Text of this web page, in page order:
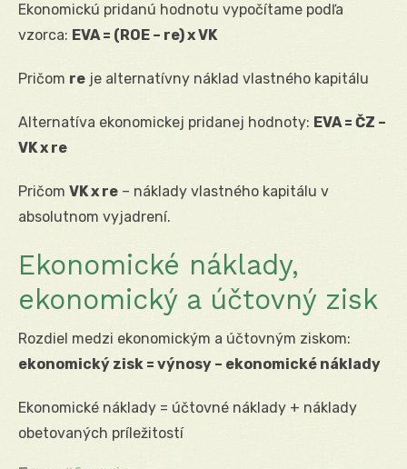
Ekonomickú pridanú hodnotu vypočítame podľa
vzorca: EVA = (ROE – re) x VK
Pričom re je alternatívny náklad vlastného kapitálu
Alternatíva ekonomickej pridanej hodnoty: EVA = ČZ –
VK x re
Pričom VK x re – náklady vlastného kapitálu v
absolutnom vyjadrení.
Ekonomické náklady,
ekonomický a účtovný zisk
Rozdiel medzi ekonomickým a účtovným ziskom:
ekonomický zisk = výnosy – ekonomické náklady
Ekonomické náklady = účtovné náklady + náklady
obetovaných príležitostí